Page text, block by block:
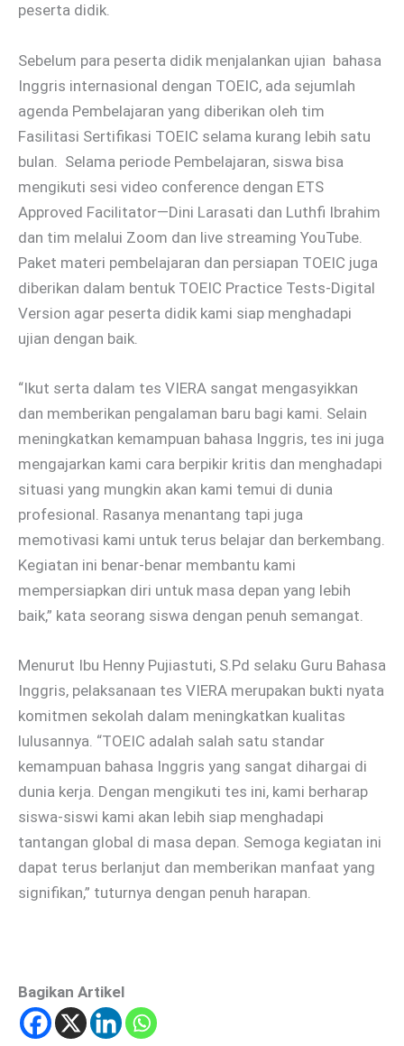
peserta didik.
Sebelum para peserta didik menjalankan ujian bahasa
Inggris internasional dengan TOEIC, ada sejumlah
agenda Pembelajaran yang diberikan oleh tim
Fasilitasi Sertifikasi TOEIC selama kurang lebih satu
bulan. Selama periode Pembelajaran, siswa bisa
mengikuti sesi video conference dengan ETS
Approved Facilitator—Dini Larasati dan Luthfi Ibrahim
dan tim melalui Zoom dan live streaming YouTube.
Paket materi pembelajaran dan persiapan TOEIC juga
diberikan dalam bentuk TOEIC Practice Tests-Digital
Version agar peserta didik kami siap menghadapi
ujian dengan baik.
“Ikut serta dalam tes VIERA sangat mengasyikkan
dan memberikan pengalaman baru bagi kami. Selain
meningkatkan kemampuan bahasa Inggris, tes ini juga
mengajarkan kami cara berpikir kritis dan menghadapi
situasi yang mungkin akan kami temui di dunia
profesional. Rasanya menantang tapi juga
memotivasi kami untuk terus belajar dan berkembang.
Kegiatan ini benar-benar membantu kami
mempersiapkan diri untuk masa depan yang lebih
baik,” kata seorang siswa dengan penuh semangat.
Menurut Ibu Henny Pujiastuti, S.Pd selaku Guru Bahasa
Inggris, pelaksanaan tes VIERA merupakan bukti nyata
komitmen sekolah dalam meningkatkan kualitas
lulusannya. “TOEIC adalah salah satu standar
kemampuan bahasa Inggris yang sangat dihargai di
dunia kerja. Dengan mengikuti tes ini, kami berharap
siswa-siswi kami akan lebih siap menghadapi
tantangan global di masa depan. Semoga kegiatan ini
dapat terus berlanjut dan memberikan manfaat yang
signifikan,” tuturnya dengan penuh harapan.
Bagikan Artikel